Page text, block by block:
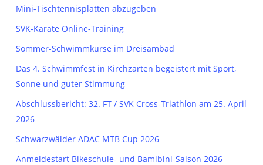
Mini-Tischtennisplatten abzugeben
SVK-Karate Online-Training
Sommer-Schwimmkurse im Dreisambad
Das 4. Schwimmfest in Kirchzarten begeistert mit Sport,
Sonne und guter Stimmung
Abschlussbericht: 32. FT / SVK Cross-Triathlon am 25. April
2026
Schwarzwälder ADAC MTB Cup 2026
Anmeldestart Bikeschule- und Bamibini-Saison 2026